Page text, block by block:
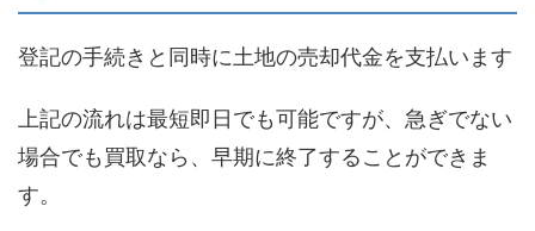
登記の手続きと同時に土地の売却代金を支払います
上記の流れは最短即日でも可能ですが、急ぎでない
場合でも買取なら、早期に終了することができま
す。